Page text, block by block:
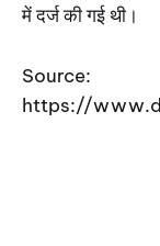
में दर्ज की गई थी।
Source:
https://